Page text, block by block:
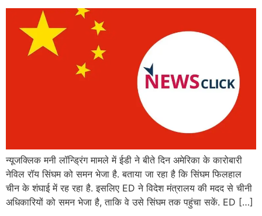
न्यूजक्लिक मनी लॉन्ड्रिंग मामले में ईडी ने बीते दिन अमेरिका के कारोबारी
नेविल रॉय सिंघम को समन भेजा है. बताया जा रहा है कि सिंघम फिलहाल
चीन के शंघाई में रह रहा है. इसलिए ED ने विदेश मंत्रालय की मदद से चीनी
अधिकारियों को समन भेजा है, ताकि वे उसे सिंघम तक पहुंचा सकें. ED […]